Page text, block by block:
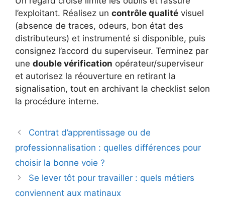
l’exploitant. Réalisez un contrôle qualité visuel
(absence de traces, odeurs, bon état des
distributeurs) et instrumenté si disponible, puis
consignez l’accord du superviseur. Terminez par
une double vérification opérateur/superviseur
et autorisez la réouverture en retirant la
signalisation, tout en archivant la checklist selon
la procédure interne.
Contrat d’apprentissage ou de
professionnalisation : quelles différences pour
choisir la bonne voie ?
Se lever tôt pour travailler : quels métiers
conviennent aux matinaux